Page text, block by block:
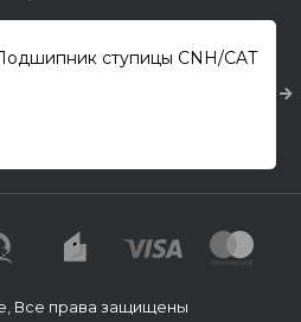
ступицы CNH/CAT
Все права защищены